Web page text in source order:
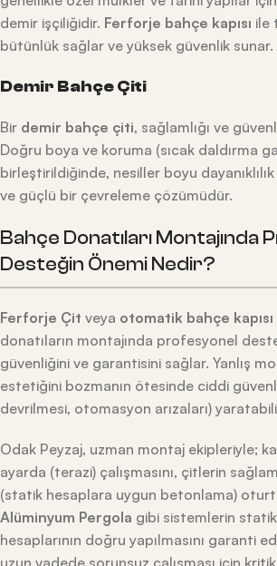
demir işçiliğidir. Ferforje bahçe kapısı ile
bütünlük sağlar ve yüksek güvenlik sunar.
Demir Bahçe Çiti
Bir demir bahçe çiti, sağlamlığı ve
Doğru boya ve koruma (sıcak daldırma
birleştirildiğinde, nesiller boyu
ve güçlü bir çevreleme çözümüdür.
Bahçe Donatıları Montajında
Desteğin Önemi Nedir?
Ferforje Çit veya otomatik bahçe kapısı
donatıların montajında profesyonel
güvenliğini ve garantisini sağlar. Yanlış
estetiğini bozmanın ötesinde ciddi
devrilmesi, otomasyon arızaları)
Odak Peyzaj, uzman montaj ekipleriyle;
ayarda (terazi) çalışmasını, çitlerin
(statik hesaplara uygun betonlama)
Alüminyum Pergola gibi sistemlerin
hesaplarının doğru yapılmasını garanti
uzun vadede sorunsuz çalışması için